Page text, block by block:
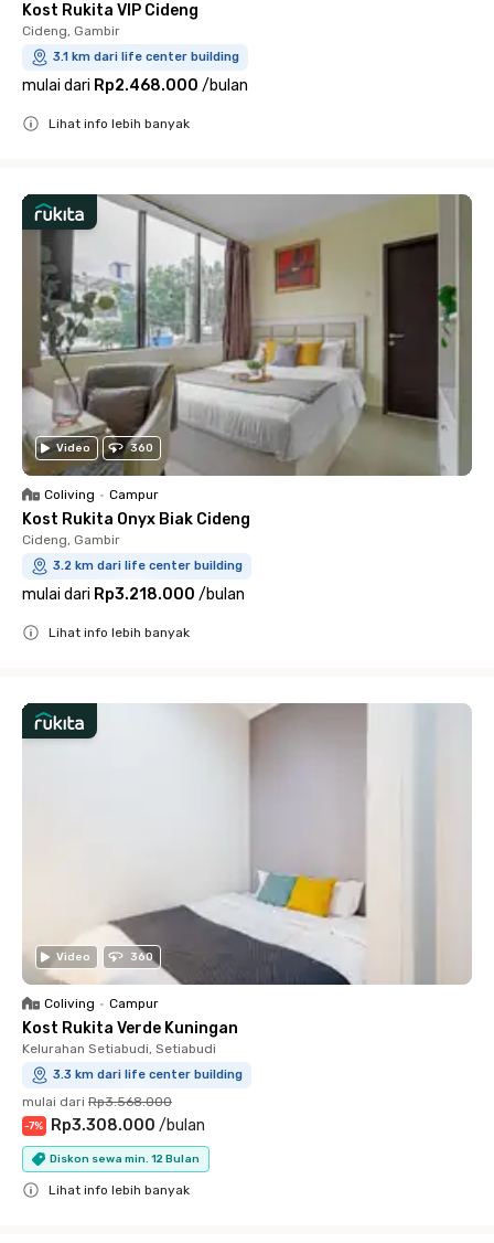
Kost Rukita VIP Cideng
Cideng, Gambir
3.1 km dari life center building
mulai dari Rp2.468.000 /bulan
Lihat info lebih banyak
Video 360
Coliving • Campur
Kost Rukita Onyx Biak Cideng
Cideng, Gambir
3.2 km dari life center building
mulai dari Rp3.218.000 /bulan
Lihat info lebih banyak
Video 360
Coliving • Campur
Kost Rukita Verde Kuningan
Kelurahan Setiabudi, Setiabudi
3.3 km dari life center building
mulai dari Rp3.568.000
-7% Rp3.308.000 /bulan
Diskon sewa min. 12 Bulan
Lihat info lebih banyak